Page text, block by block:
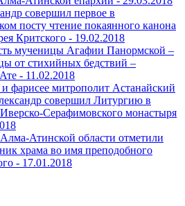
совершил первое в
посту чтение покаянного канона
Критского - 19.02.2018
мученицы Агафии Панормской –
от стихийных бедствий –
- 11.02.2018
фарисее митрополит Астанайский
совершил Литургию в
Серафимовского монастыря
Атинской области отметили
храма во имя преподобного
- 17.01.2018